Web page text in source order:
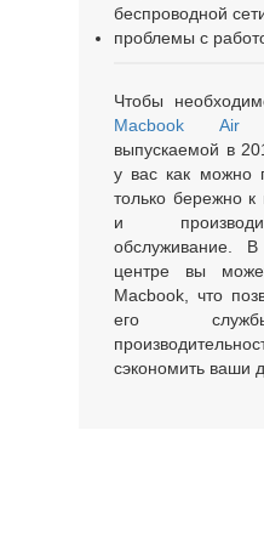
беспроводной
проблемы с
Чтобы
Macbook Air
выпускаемой в
у вас как можно
только бережно к
и
обслуживание.
центре вы
Macbook, что
его
сэкономить ваши